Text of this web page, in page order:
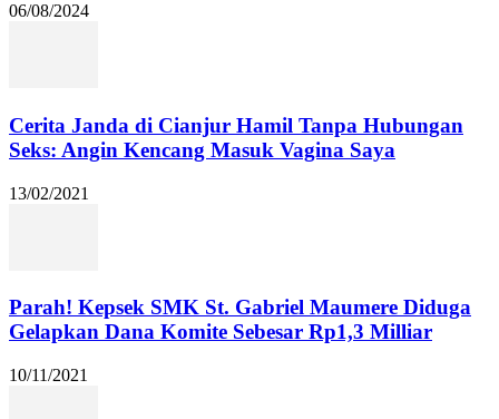
06/08/2024
Cerita Janda di Cianjur Hamil Tanpa Hubungan
Seks: Angin Kencang Masuk Vagina Saya
13/02/2021
Parah! Kepsek SMK St. Gabriel Maumere Diduga
Gelapkan Dana Komite Sebesar Rp1,3 Milliar
10/11/2021